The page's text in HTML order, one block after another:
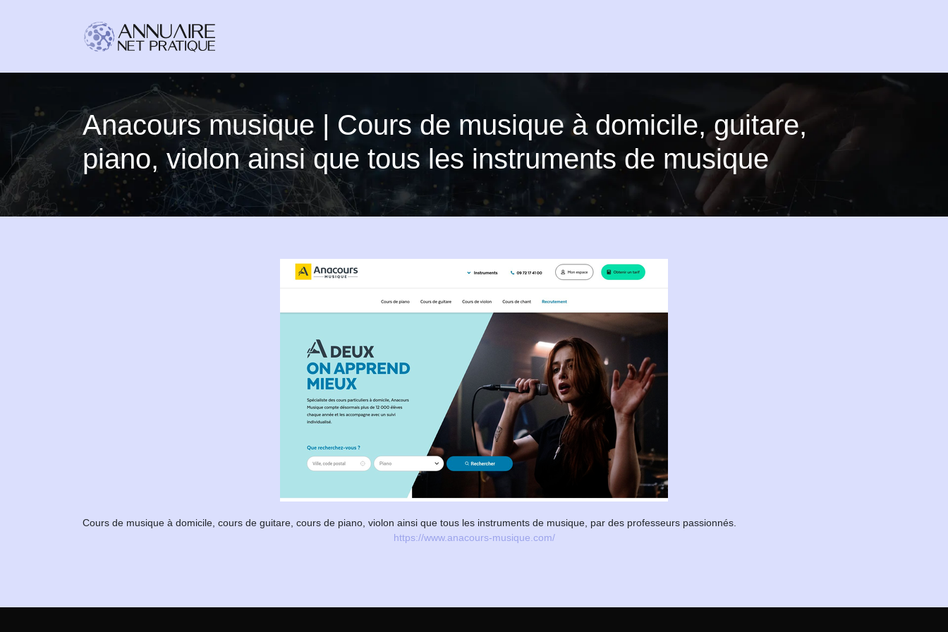
Anacours musique | Cours de musique à domicile, guitare,
piano, violon ainsi que tous les instruments de musique
Cours de musique à domicile, cours de guitare, cours de piano, violon ainsi que tous les instruments de musique, par des professeurs passionnés.
https://www.anacours-musique.com/